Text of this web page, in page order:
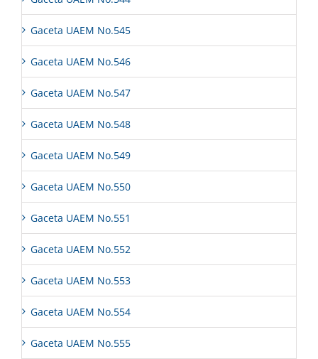
Gaceta UAEM No.545
Gaceta UAEM No.546
Gaceta UAEM No.547
Gaceta UAEM No.548
Gaceta UAEM No.549
Gaceta UAEM No.550
Gaceta UAEM No.551
Gaceta UAEM No.552
Gaceta UAEM No.553
Gaceta UAEM No.554
Gaceta UAEM No.555